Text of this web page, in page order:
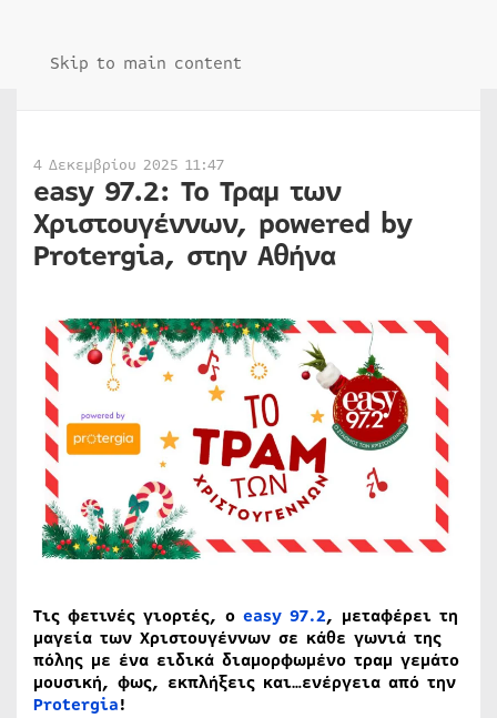
Skip to main content
4 Δεκεμβρίου 2025 11:47
easy 97.2: Το Τραμ των
Χριστουγέννων, powered by
Protergia, στην Αθήνα
Τις φετινές γιορτές, ο easy 97.2, μεταφέρει τη
μαγεία των Χριστουγέννων σε κάθε γωνιά της
πόλης με ένα ειδικά διαμορφωμένο τραμ γεμάτο
μουσική, φως, εκπλήξεις και…ενέργεια από την
Protergia!